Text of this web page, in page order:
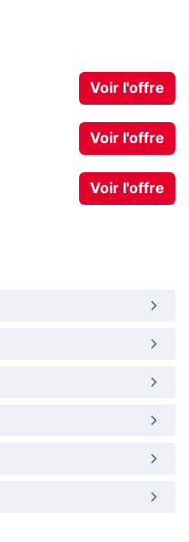
Voir l'offre
Voir l'offre
Voir l'offre